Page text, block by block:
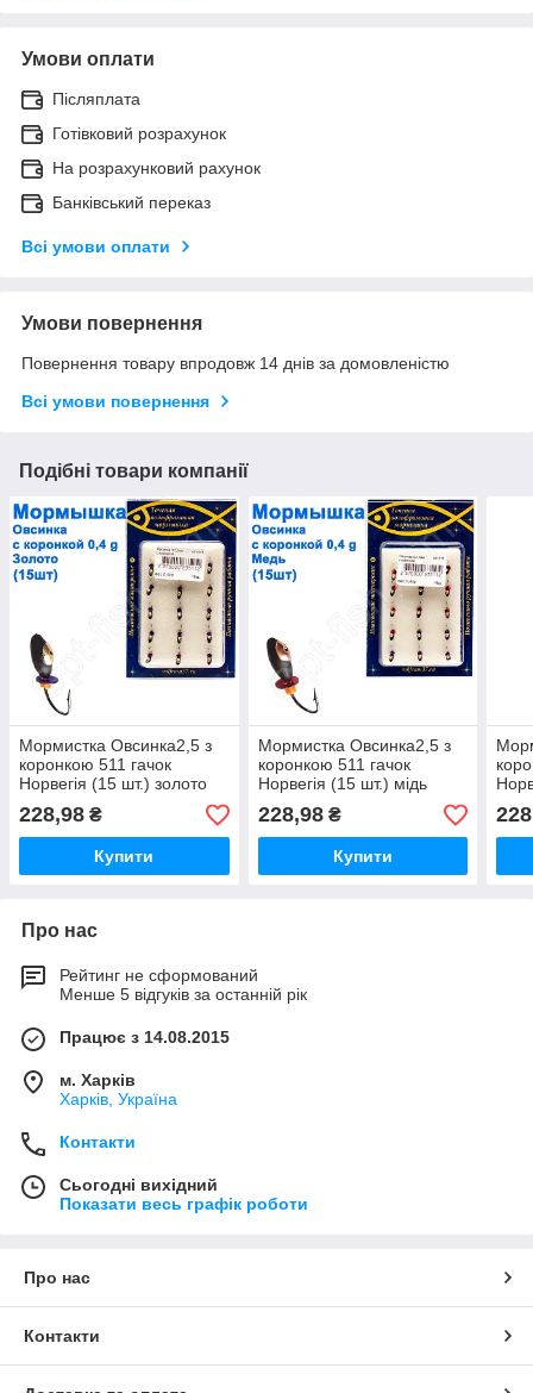
Умови оплати
Післяплата
Готівковий розрахунок
На розрахунковий рахунок
Банківський переказ
Всі умови оплати
Умови повернення
Повернення товару впродовж 14 днів за домовленістю
Всі умови повернення
Подібні товари компанії
Мормистка Овсинка2,5 з
коронкою 511 гачок
Норвегія (15 шт.) золото
228,98 ₴
Купити
Мормистка Овсинка2,5 з
коронкою 511 гачок
Норвегія (15 шт.) мідь
228,98₴
Купити
Про нас
Рейтинг не сформований
Менше 5 відгуків за останній рік
Працює з 14.08.2015
м. Харків
Харків, Україна
Контакти
Сьогодні вихідний
Показати весь графік роботи
Про нас
Контакти